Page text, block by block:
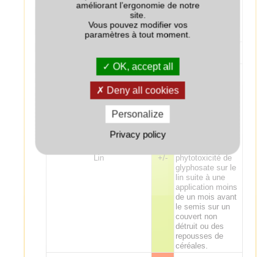
potentiellement
fertilisation de la
pomme de terre.
Lin +/-
potentiellement
bénéfique sur la
fertilisation de la
phytotoxicité de
glyphosate sur le
lin suite à une
application moins
de un mois avant
le semis sur un
couvert non
détruit ou des
repousses de
céréales.
améliorant l’ergonomie de notre
site.
Vous pouvez modifier vos
paramètres à tout moment.
OK, accept all
Deny all cookies
Personalize
Privacy policy